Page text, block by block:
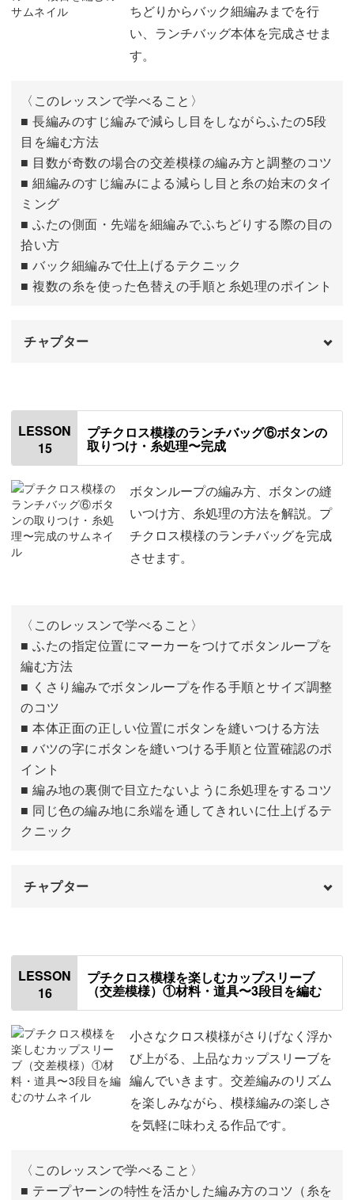
ちどりからバック細編みまでを行
い、ランチバッグ本体を完成させま
す。
〈このレッスンで学べること〉
■ 長編みのすじ編みで減らし目をしながらふたの5段
目を編む方法
■ 目数が奇数の場合の交差模様の編み方と調整のコツ
■ 細編みのすじ編みによる減らし目と糸の始末のタイ
ミング
■ ふたの側面・先端を細編みでふちどりする際の目の
拾い方
■ バック細編みで仕上げるテクニック
■ 複数の糸を使った色替えの手順と糸処理のポイント
チャプター
ふたの5段目を編む
ふたの6段目を編む
ふたの7段目を編む 08:16
ふたの8段目 (ふちどり) を編む 11:43
ふたの9段目を編む
LESSON
15
プチクロス模様のランチバッグ⑥ボタンの
取りつけ・糸処理〜完成
ボタンループの編み方、ボタンの縫
いつけ方、糸処理の方法を解説。プ
チクロス模様のランチバッグを完成
させます。
〈このレッスンで学べること〉
■ ふたの指定位置にマーカーをつけてボタンループを
編む方法
■ くさり編みでボタンループを作る手順とサイズ調整
のコツ
■ 本体正面の正しい位置にボタンを縫いつける方法
■ バツの字にボタンを縫いつける手順と位置確認のポ
イント
■ 編み地の裏側で目立たないように糸処理をするコツ
■ 同じ色の編み地に糸端を通してきれいに仕上げるテ
クニック
チャプター
ボタンループを編む
ボタンを本体に縫いつける 04:04
糸処理をする 08:55
おわりに 13:13
LESSON
16
プチクロス模様を楽しむカップスリーブ
（交差模様）①材料・道具〜3段目を編む
小さなクロス模様がさりげなく浮か
び上がる、上品なカップスリーブを
編んでいきます。交差編みのリズム
を楽しみながら、模様編みの楽しさ
を気軽に味わえる作品です。
〈このレッスンで学べること〉
■ テープヤーンの特性を活かした編み方のコツ（糸を